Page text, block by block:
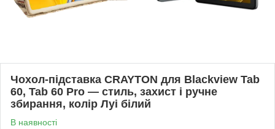
Чохол-підставка CRAYTON для Blackview Tab
60, Tab 60 Pro — стиль, захист і ручне
збирання, колір Луі білий
В наявності